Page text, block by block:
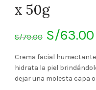
x 50g
S/79.00 El
precio
original
S/63.00
Crema facial
hidrata la piel
dejar una molesta capa